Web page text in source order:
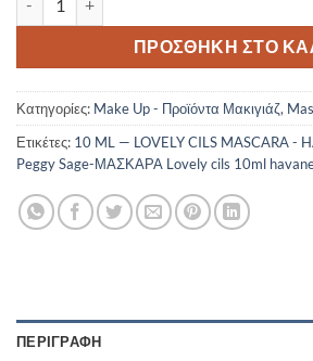
ΠΡΟΣΘΉΚΗ ΣΤΟ
Κατηγορίες: Make Up - Προϊόντα Μακιγιάζ,
Ετικέτες: 10 ML — LOVELY CILS MASCARA -
Peggy Sage-ΜΑΣΚΑΡΑ Lovely cils 10ml
ΠΕΡΙΓΡΑΦΉ